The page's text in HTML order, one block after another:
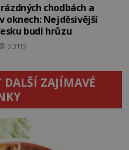
chodbách a
oknech: Nejděsivější
budí hrůzu
3.3TIS
DALŠÍ ZAJÍMAVÉ